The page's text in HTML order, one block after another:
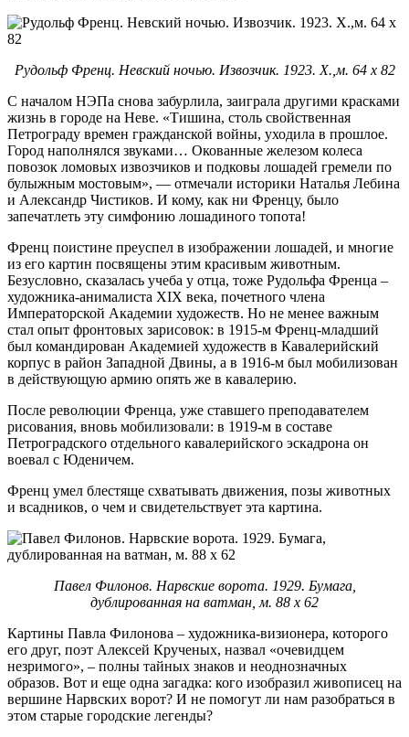
Рудольф Френц. Невский ночью. Извозчик. 1923. Х.,м. 64 х 82
С началом НЭПа снова забурлила, заиграла другими красками
жизнь в городе на Неве. «Тишина, столь свойственная
Петрограду времен гражданской войны, уходила в прошлое.
Город наполнялся звуками… Окованные железом колеса
повозок ломовых извозчиков и подковы лошадей гремели по
булыжным мостовым», — отмечали историки Наталья Лебина
и Александр Чистиков. И кому, как ни Френцу, было
запечатлеть эту симфонию лошадиного топота!
Френц поистине преуспел в изображении лошадей, и многие
из его картин посвящены этим красивым животным.
Безусловно, сказалась учеба у отца, тоже Рудольфа Френца –
художника-анималиста XIX века, почетного члена
Императорской Академии художеств. Но не менее важным
стал опыт фронтовых зарисовок: в 1915-м Френц-младший
был командирован Академией художеств в Кавалерийский
корпус в район Западной Двины, а в 1916-м был мобилизован
в действующую армию опять же в кавалерию.
После революции Френца, уже ставшего преподавателем
рисования, вновь мобилизовали: в 1919-м в составе
Петроградского отдельного кавалерийского эскадрона он
воевал с Юденичем.
Френц умел блестяще схватывать движения, позы животных
и всадников, о чем и свидетельствует эта картина.
Павел Филонов. Нарвские ворота. 1929. Бумага,
дублированная на ватман, м. 88 х 62
Картины Павла Филонова – художника-визионера, которого
его друг, поэт Алексей Крученых, назвал «очевидцем
незримого», – полны тайных знаков и неоднозначных
образов. Вот и еще одна загадка: кого изобразил живописец на
вершине Нарвских ворот? И не помогут ли нам разобраться в
этом старые городские легенды?